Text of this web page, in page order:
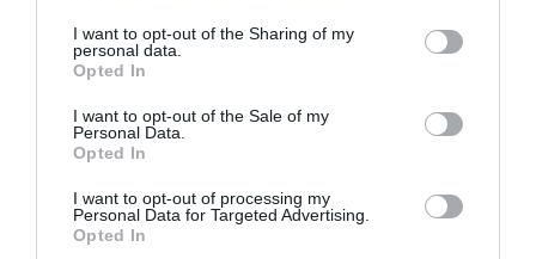
I want to opt-out of the Sharing of my
personal data.
Opted In
I want to opt-out of the Sale of my
Personal Data.
Opted In
I want to opt-out of processing my
Personal Data for Targeted Advertising.
Opted In